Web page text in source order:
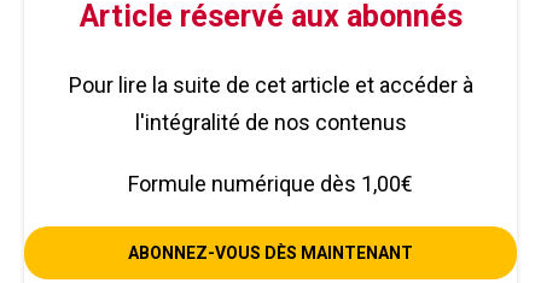
Article réservé aux abonnés
Pour lire la suite de cet article et accéder à
l'intégralité de nos contenus
Formule numérique dès 1,00€
ABONNEZ-VOUS DÈS MAINTENANT